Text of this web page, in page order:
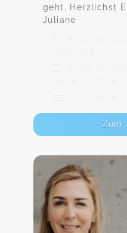
geht. Herzlichst
Juliane
Hamburg
Diese
keine Termine.
Ab 15,00 €
Zum